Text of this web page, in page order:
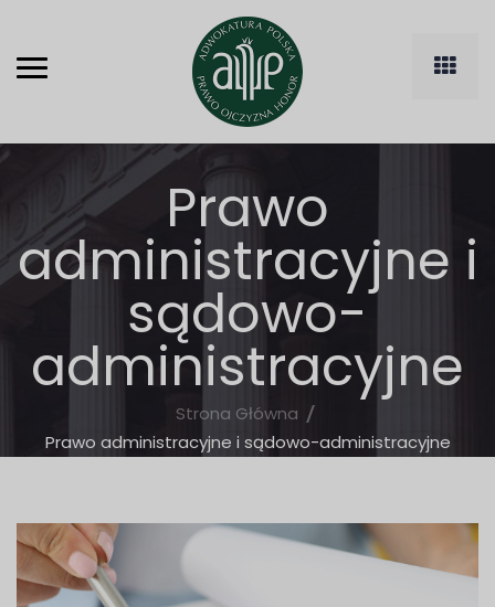
Prawo
administracyjne i
sądowo-
administracyjne
Strona Główna
Prawo administracyjne i sądowo-administracyjne